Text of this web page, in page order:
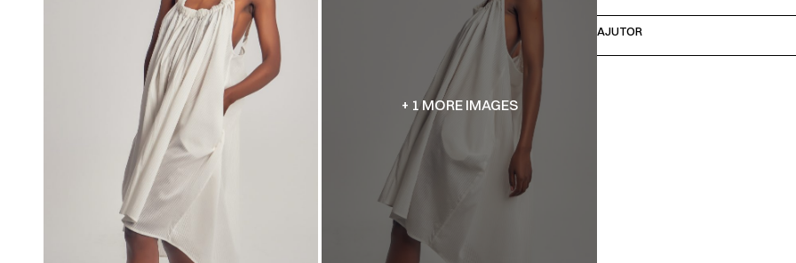
+ 1 MORE IMAGES
AJUTOR